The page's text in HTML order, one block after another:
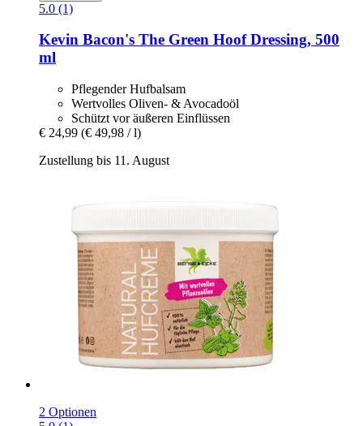
5.0 (1)
Kevin Bacon's The Green Hoof Dressing, 500
ml
Pflegender Hufbalsam
Wertvolles Oliven- & Avocadoöl
Schützt vor äußeren Einflüssen
€ 24,99 (€ 49,98 / l)
Zustellung bis 11. August
2 Optionen